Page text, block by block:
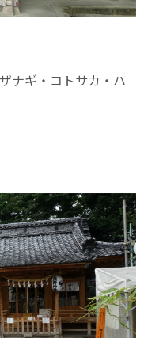
ナギ・コトサカ・ハ